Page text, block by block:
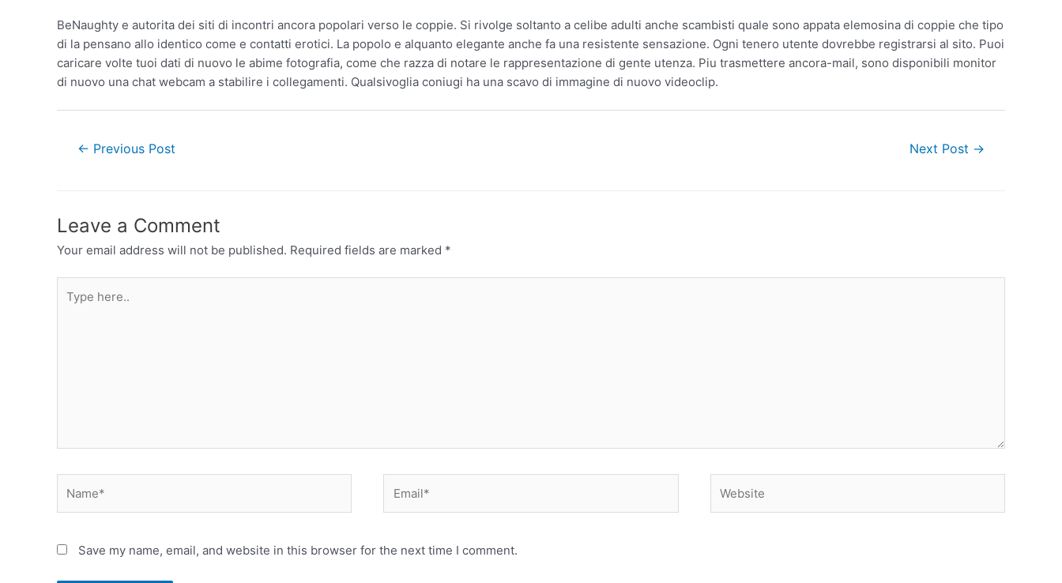
BeNaughty e autorita dei siti di incontri ancora popolari verso le coppie. Si rivolge soltanto a celibe adulti anche scambisti quale sono appata elemosina di coppie che tipo
di la pensano allo identico come e contatti erotici. La popolo e alquanto elegante anche fa una resistente sensazione. Ogni tenero utente dovrebbe registrarsi al sito. Puoi
caricare volte tuoi dati di nuovo le abime fotografia, come che razza di notare le rappresentazione di gente utenza. Piu trasmettere ancora-mail, sono disponibili monitor
di nuovo una chat webcam a stabilire i collegamenti. Qualsivoglia coniugi ha una scavo di immagine di nuovo videoclip.
← Previous Post Next Post →
Leave a Comment
Your email address will not be published. Required fields are marked *
Save my name, email, and website in this browser for the next time I comment.